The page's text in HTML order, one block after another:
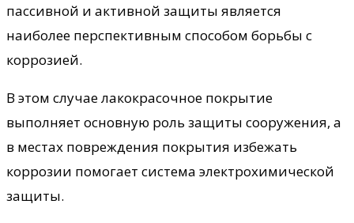
пассивной и активной защиты является
наиболее перспективным способом борьбы с
коррозией.
В этом случае лакокрасочное покрытие
выполняет основную роль защиты сооружения, а
в местах повреждения покрытия избежать
коррозии помогает система электрохимической
защиты.